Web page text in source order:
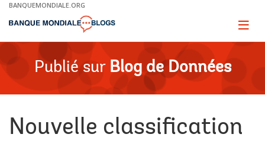
Skip
Main
BANQUEMONDIALE.ORG
Page
Publié sur Blog de Données
Nouvelle classification